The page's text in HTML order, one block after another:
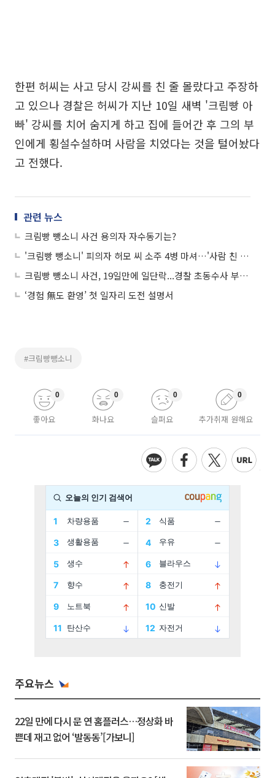
한편 허씨는 사고 당시 강씨를 친 줄 몰랐다고 주장하
고 있으나 경찰은 허씨가 지난 10일 새벽 '크림빵 아
빠' 강씨를 치어 숨지게 하고 집에 들어간 후 그의 부
인에게 횡설수설하며 사람을 치었다는 것을 털어놨다
고 전했다.
관련 뉴스
크림빵 뺑소니 사건 용의자 자수동기는?
'크림빵 뺑소니' 피의자 허모 씨 소주 4병 마셔…'사람 친 줄 몰랐다' 진술
크림빵 뺑소니 사건, 19일만에 일단락...경찰 초동수사 부실 논란
‘경험 無도 환영’ 첫 일자리 도전 설명서
#크림빵뺑소니
좋아요
0
화나요
0
슬퍼요
0
추가취재 원해요
0
주요뉴스
22일 만에 다시 문 연 홈플러스…정상화 바
쁜데 재고 없어 ‘발동동’[가보니]